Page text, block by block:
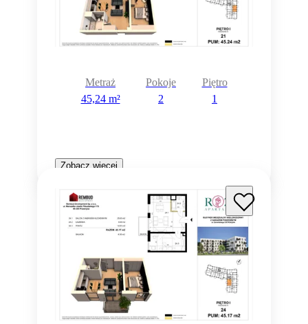
Metraż
45,24 m²
Pokoje
2
Piętro
1
Zobacz więcej